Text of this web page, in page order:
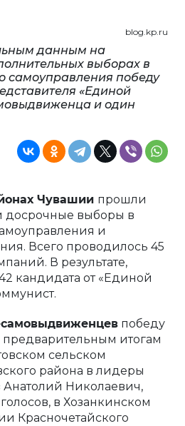
blog.kp.ru
данным на
выборах в
самоуправления победу
«Единой
и один
Чувашии прошли
досрочные выборы в
и
Всего проводилось 45
В результате,
кандидата от «Единой
самовыдвиженцев победу
итогам
сельском
района в лидеры
Николаевич,
в Хозанкинском
Красночетайского